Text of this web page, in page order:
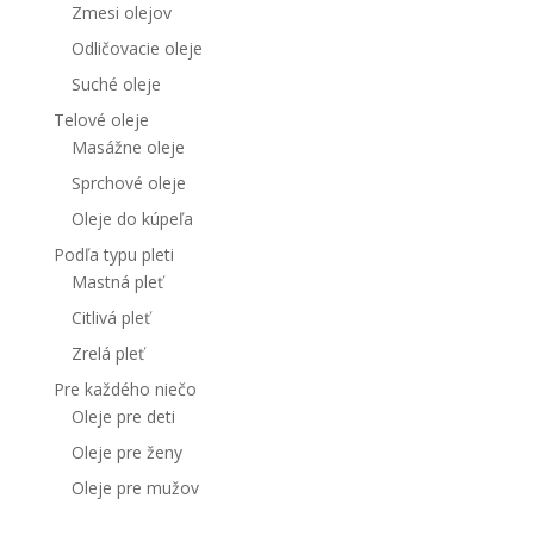
Zmesi olejov
Odličovacie oleje
Suché oleje
Telové oleje
Masážne oleje
Sprchové oleje
Oleje do kúpeľa
Podľa typu pleti
Mastná pleť
Citlivá pleť
Zrelá pleť
Pre každého niečo
Oleje pre deti
Oleje pre ženy
Oleje pre mužov